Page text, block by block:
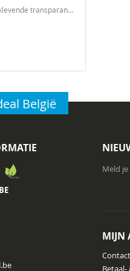
Zelfklevende transparante filestrip
België
Meld
MIJN
Contact
Betaal-